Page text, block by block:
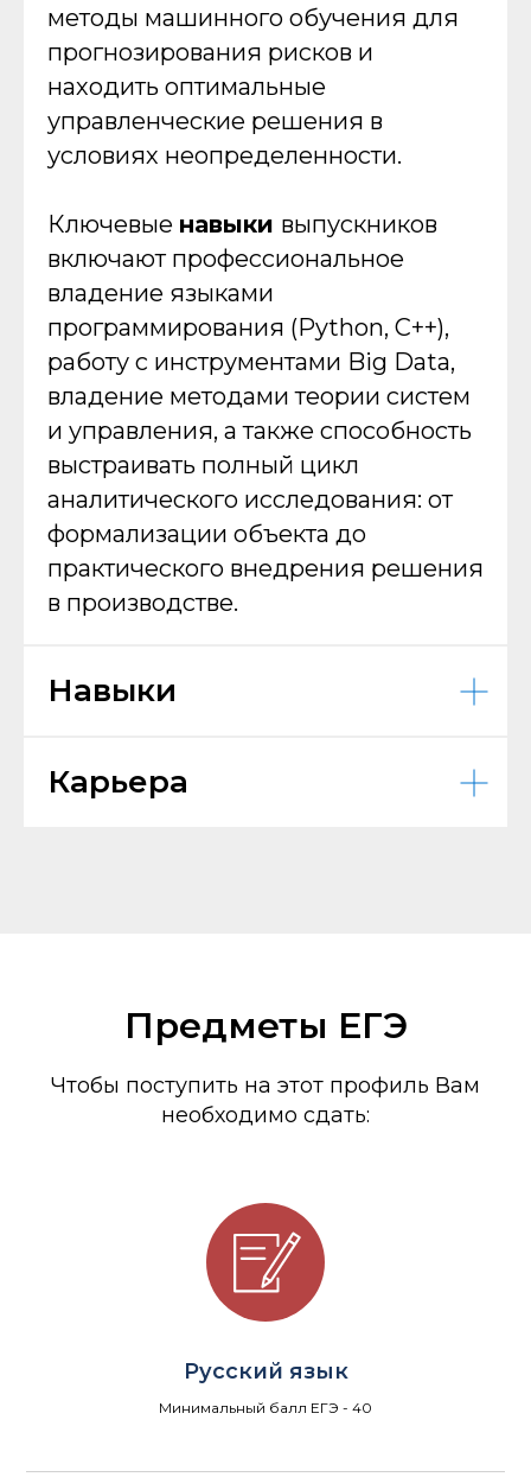
методы машинного обучения для
прогнозирования рисков и
находить оптимальные
управленческие решения в
условиях неопределенности.
Ключевые навыки выпускников
включают профессиональное
владение языками
программирования (Python, C++),
работу с инструментами Big Data,
владение методами теории систем
и управления, а также способность
выстраивать полный цикл
аналитического исследования: от
формализации объекта до
практического внедрения решения
в производстве.
Навыки
Карьера
Предметы ЕГЭ
Чтобы поступить на этот профиль Вам
необходимо сдать:
Русский язык
Минимальный балл ЕГЭ - 40